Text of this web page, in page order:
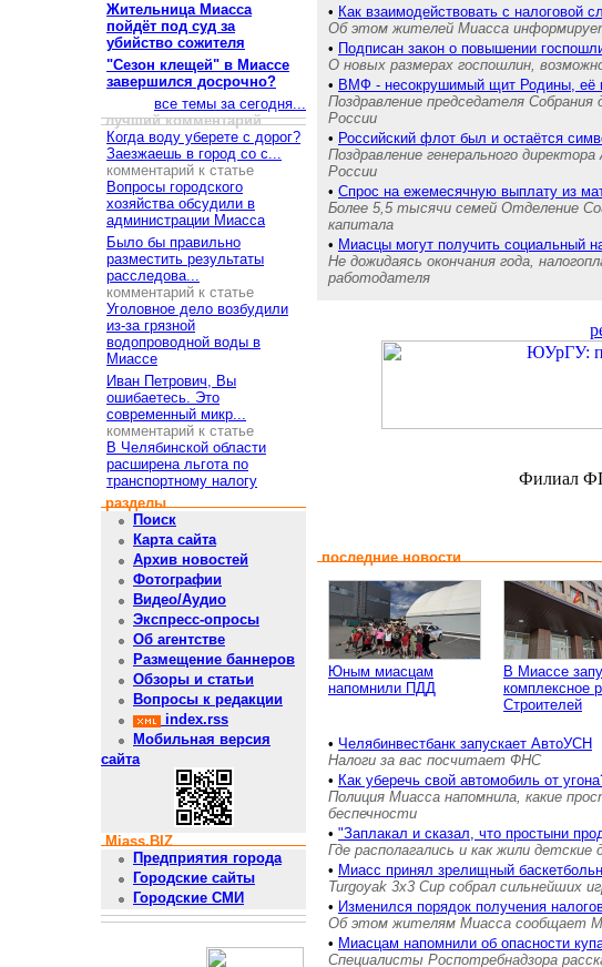
Жительница Миасса
пойдёт под суд за
убийство сожителя
"Сезон клещей" в Миассе
завершился досрочно?
все темы за сегодня...
лучший комментарий
Когда воду уберете с дорог?
Заезжаешь в город со с...
комментарий к статье
Вопросы городского
хозяйства обсудили в
администрации Миасса
Было бы правильно
разместить результаты
расследова...
комментарий к статье
Уголовное дело возбудили
из-за грязной
водопроводной воды в
Миассе
Иван Петрович, Вы
ошибаетесь. Это
современный микр...
комментарий к статье
В Челябинской области
расширена льгота по
транспортному налогу
разделы
Поиск
Карта сайта
Архив новостей
Фотографии
Видео/Аудио
Экспресс-опросы
Об агентстве
Размещение баннеров
Обзоры и статьи
Вопросы к редакции
index.rss
Мобильная версия
сайта
Miass.BIZ
Предприятия города
Городские сайты
Городские СМИ
• Как взаимодействовать с налоговой
Об этом жителей Миасса
• Подписан закон о повышении
О новых размерах госпошлин,
• ВМФ - несокрушимый щит Родины, её
Поздравление председателя
России
• Российский флот был и остаётся
Поздравление генерального
России
• Спрос на ежемесячную выплату из
Более 5,5 тысячи семей Отделение
капитала
• Миасцы могут получить социальный
Не дожидаясь окончания года,
работодателя
Филиал
последние новости
Юным миасцам
напомнили ПДД
В Миассе
комплексное
Строителей
• Челябинвестбанк запускает АвтоУСН
Налоги за вас посчитает ФНС
• Как уберечь свой автомобиль от
Полиция Миасса напомнила, какие
беспечности
• "Заплакал и сказал, что простыни
Где располагались и как жили детские
• Миасс принял зрелищный
Turgoyak 3x3 Cup собрал сильнейших
• Изменился порядок получения
Об этом жителям Миасса сообщает
• Миасцам напомнили об опасности
Специалисты Роспотребнадзора